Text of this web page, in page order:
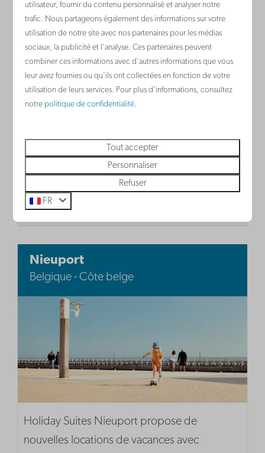
187 €
Zeebrugges, Côte
belge
Oui
Oui
2
Voir
Zeebrugges,
belge
Oui
Lit double
Nieuport
Belgique - Côte belge
Holiday Suites Nieuport propose de
nouvelles locations de vacances avec
utilisateur, fournir du contenu personnalisé et analyser notre
trafic. Nous partageons également des informations sur votre
utilisation de notre site avec nos partenaires pour les médias
sociaux, la publicité et l'analyse. Ces partenaires peuvent
combiner ces informations avec d'autres informations que vous
leur avez fournies ou qu'ils ont collectées en fonction de votre
utilisation de leurs services. Pour plus d'informations, consultez
notre politique de confidentialité.
Tout accepter
Personnaliser
Refuser
FR